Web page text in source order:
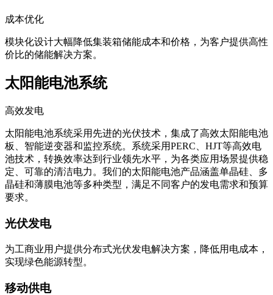
成本优化
模块化设计大幅降低集装箱储能成本和价格，为客户提供高性
价比的储能解决方案。
太阳能电池系统
高效发电
太阳能电池系统采用先进的光伏技术，集成了高效太阳能电池
板、智能逆变器和监控系统。系统采用PERC、HJT等高效电
池技术，转换效率达到行业领先水平，为各类应用场景提供稳
定、可靠的清洁电力。我们的太阳能电池产品涵盖单晶硅、多
晶硅和薄膜电池等多种类型，满足不同客户的发电需求和预算
要求。
光伏发电
为工商业用户提供分布式光伏发电解决方案，降低用电成本，
实现绿色能源转型。
移动供电